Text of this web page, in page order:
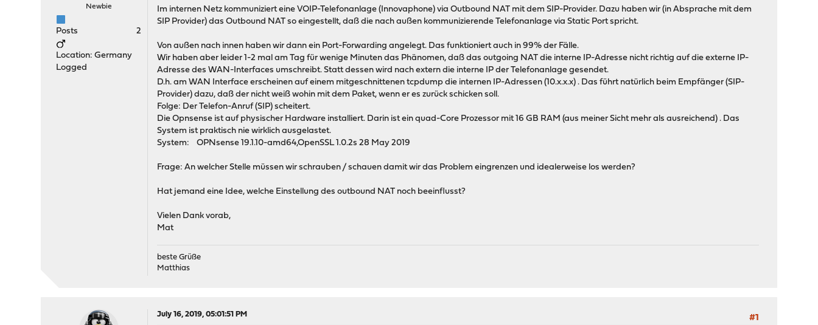
Newbie
Posts 2
Location: Germany
Logged
Im internen Netz kommuniziert eine VOIP-Telefonanlage (Innovaphone) via Outbound NAT mit dem SIP-Provider. Dazu haben wir (in Absprache mit dem
SIP Provider) das Outbound NAT so eingestellt, daß die nach außen kommunizierende Telefonanlage via Static Port spricht.
Von außen nach innen haben wir dann ein Port-Forwarding angelegt. Das funktioniert auch in 99% der Fälle.
Wir haben aber leider 1-2 mal am Tag für wenige Minuten das Phänomen, daß das outgoing NAT die interne IP-Adresse nicht richtig auf die externe IP-
Adresse des WAN-Interfaces umschreibt. Statt dessen wird nach extern die interne IP der Telefonanlage gesendet.
D.h. am WAN Interface erscheinen auf einem mitgeschnittenen tcpdump die internen IP-Adressen (10.x.x.x) . Das führt natürlich beim Empfänger (SIP-
Provider) dazu, daß der nicht weiß wohin mit dem Paket, wenn er es zurück schicken soll.
Folge: Der Telefon-Anruf (SIP) scheitert.
Die Opnsense ist auf physischer Hardware installiert. Darin ist ein quad-Core Prozessor mit 16 GB RAM (aus meiner Sicht mehr als ausreichend) . Das
System ist praktisch nie wirklich ausgelastet.
System: OPNsense 19.1.10-amd64,OpenSSL 1.0.2s 28 May 2019
Frage: An welcher Stelle müssen wir schrauben / schauen damit wir das Problem eingrenzen und idealerweise los werden?
Hat jemand eine Idee, welche Einstellung des outbound NAT noch beeinflusst?
Vielen Dank vorab,
Mat
beste Grüße
Matthias
July 16, 2019, 05:01:51 PM
#1